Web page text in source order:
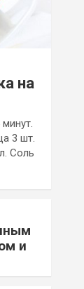
на
3 шт.
Соль
и